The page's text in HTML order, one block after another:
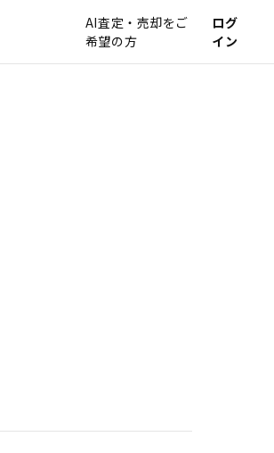
AI査定・売却をご
希望の方
ログ
イン